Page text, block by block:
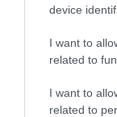
device
I want to
related to
I want to
related to